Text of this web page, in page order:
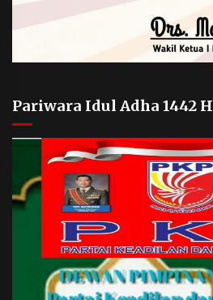
Pariwara Idul Adha 1442 H